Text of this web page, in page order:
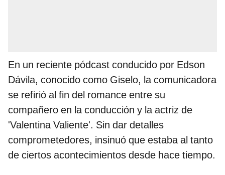
En un reciente pódcast conducido por Edson
Dávila, conocido como Giselo, la comunicadora
se refirió al fin del romance entre su
compañero en la conducción y la actriz de
'Valentina Valiente'. Sin dar detalles
comprometedores, insinuó que estaba al tanto
de ciertos acontecimientos desde hace tiempo.